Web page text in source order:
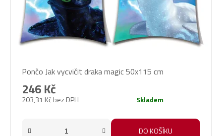
Pončo Jak vycvičit draka magic 50x115 cm
203,31 Kč bez DPH
246 Kč
Skladem
DO KOŠÍKU